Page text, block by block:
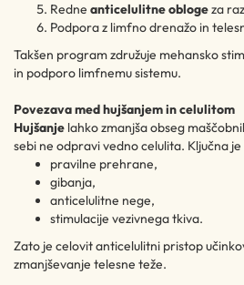
Redne anticelulitne oblogeza
Podpora z limfno drenažo in
Takšen program združuje mehansko
in podporo limfnemu sistemu.
Povezava med hujšanjem in celulitom
Hujšanje lahko zmanjša obseg
sebi ne odpravi vedno celulita. Ključna
pravilne prehrane,
gibanja,
anticelulitne nege,
stimulacije vezivnega tkiva.
Zato je celovit anticelulitni pristop
zmanjševanje telesne teže.